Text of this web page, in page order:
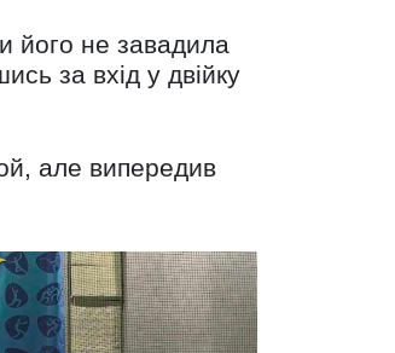
його не завадила
за вхід у двійку
але випередив